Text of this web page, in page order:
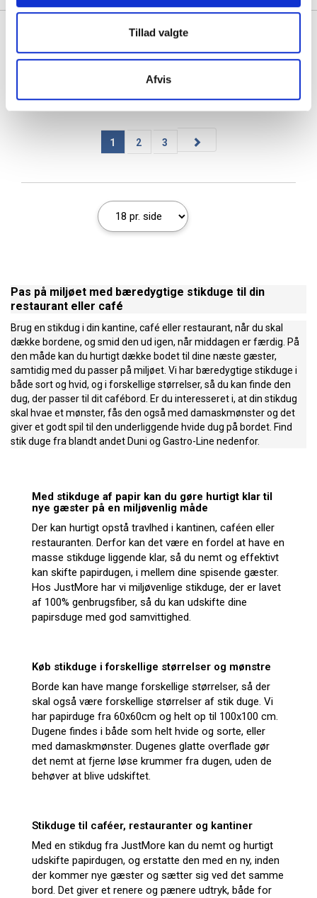
Tillad valgte
Afvis
Se også vores udvalg afkuvertløbere
ogholderetil menukort
1 2 3
Pas på miljøet med bæredygtige stikduge til din
restaurant eller café
Brug en stikdug i din kantine, café eller restaurant, når du skal
dække bordene, og smid den ud igen, når middagen er færdig. På
den måde kan du hurtigt dække bodet til dine næste gæster,
samtidig med du passer på miljøet. Vi har bæredygtige stikduge i
både sort og hvid, og i forskellige størrelser, så du kan finde den
dug, der passer til dit cafébord. Er du interesseret i, at din stikdug
skal hvae et mønster, fås den også med damaskmønster og det
giver et godt spil til den underliggende hvide dug på bordet. Find
stik duge fra blandt andet Duni og Gastro-Line nedenfor.
Med stikduge af papir kan du gøre hurtigt klar til
nye gæster på en miljøvenlig måde
Der kan hurtigt opstå travlhed i kantinen, caféen eller
restauranten. Derfor kan det være en fordel at have en
masse stikduge liggende klar, så du nemt og effektivt
kan skifte papirdugen, i mellem dine spisende gæster.
Hos JustMore har vi miljøvenlige stikduge, der er lavet
af 100% genbrugsfiber, så du kan udskifte dine
papirsduge med god samvittighed.
Køb stikduge i forskellige størrelser og mønstre
Borde kan have mange forskellige størrelser, så der
skal også være forskellige størrelser af stik duge. Vi
har papirduge fra 60x60cm og helt op til 100x100 cm.
Dugene findes i både som helt hvide og sorte, eller
med damaskmønster. Dugenes glatte overflade gør
det nemt at fjerne løse krummer fra dugen, uden de
behøver at blive udskiftet.
Stikduge til caféer, restauranter og kantiner
Med en stikdug fra JustMore kan du nemt og hurtigt
udskifte papirdugen, og erstatte den med en ny, inden
der kommer nye gæster og sætter sig ved det samme
bord. Det giver et renere og pænere udtryk, både for